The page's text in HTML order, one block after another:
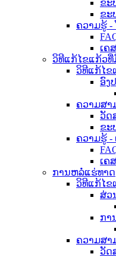
ຂະ
ຂະ
ຄວາມຮູ້ -
ເຄ
ວິທີແກ້ໄຂແກ້ວ
ວິທີແກ້ໄຂ
ອົງ
ຄວາມສາ
ວັດ
ຂະ
ຄວາມຮູ້ -
ເຄ
ການຫລໍ່ແຮ່ທາດ
ວິທີແກ້ໄຂ
ສ່ວ
ກາ
ຄວາມສາ
ວັດ